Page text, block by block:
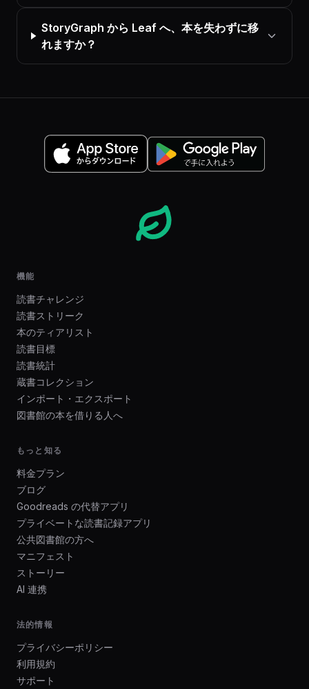
StoryGraph から Leaf へ、本を失わずに移
れますか？
機能
読書チャレンジ
読書ストリーク
本のティアリスト
読書目標
読書統計
蔵書コレクション
インポート・エクスポート
図書館の本を借りる人へ
もっと知る
料金プラン
ブログ
Goodreads の代替アプリ
プライベートな読書記録アプリ
公共図書館の方へ
マニフェスト
ストーリー
AI 連携
法的情報
プライバシーポリシー
利用規約
サポート